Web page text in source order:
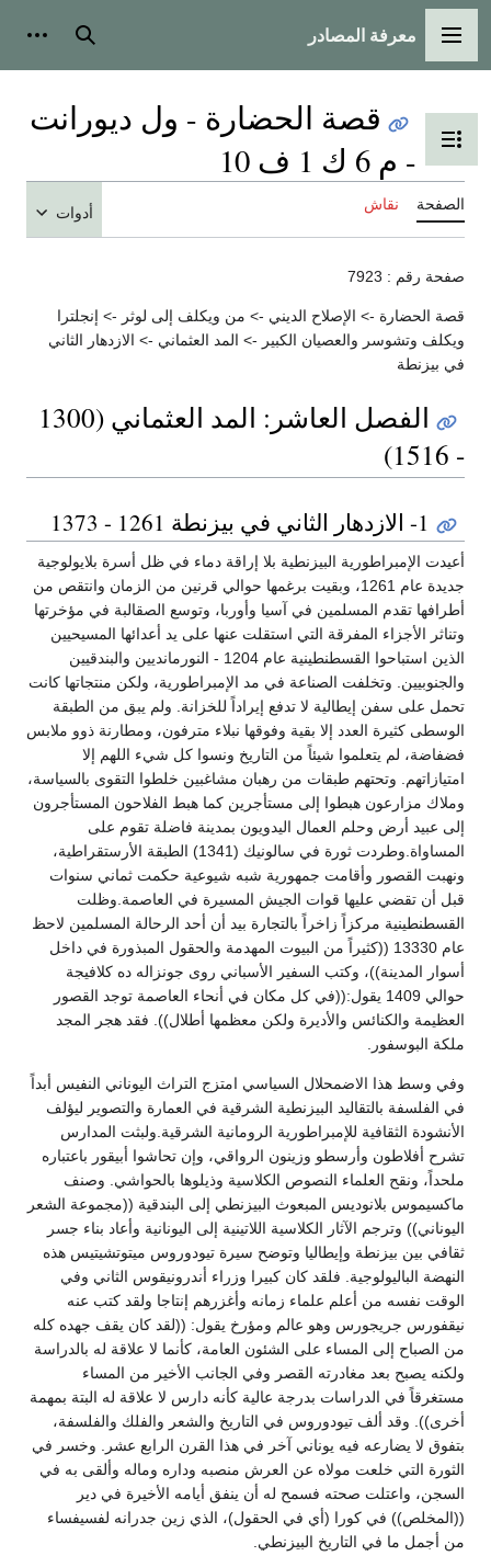
القائمة الرئيسية
معرفة المصادر بحث
تبديل عرض جدول المحتويات
قصة الحضارة - ول ديورانت
- م 6 ك 1 ف 10
الصفحة نقاش أدوات
صفحة رقم : 7923
قصة الحضارة -> الإصلاح الديني -> من ويكلف إلى لوثر -> إنجلترا
ويكلف وتشوسر والعصيان الكبير -> المد العثماني -> الازدهار الثاني
في بيزنطة
الفصل العاشر: المد العثماني (1300
- 1516)
1- الازدهار الثاني في بيزنطة 1261 - 1373
أعيدت الإمبراطورية البيزنطية بلا إراقة دماء في ظل أسرة بلايولوجية
جديدة عام 1261، وبقيت برغمها حوالي قرنين من الزمان وانتقص من
أطرافها تقدم المسلمين في آسيا وأوربا، وتوسع الصقالبة في مؤخرتها
وتناثر الأجزاء المفرقة التي استقلت عنها على يد أعدائها المسيحيين
الذين استباحوا القسطنطينية عام 1204 - النورمانديين والبندقيين
والجنوبيين. وتخلفت الصناعة في مد الإمبراطورية، ولكن منتجاتها كانت
تحمل على سفن إيطالية لا تدفع إيراداً للخزانة. ولم يبق من الطبقة
الوسطى كثيرة العدد إلا بقية وفوقها نبلاء مترفون، ومطارنة ذوو ملابس
فضفاضة، لم يتعلموا شيئاً من التاريخ ونسوا كل شيء اللهم إلا
امتيازاتهم. وتحتهم طبقات من رهبان مشاغبين خلطوا التقوى بالسياسة،
وملاك مزارعون هبطوا إلى مستأجرين كما هبط الفلاحون المستأجرون
إلى عبيد أرض وحلم العمال اليدويون بمدينة فاضلة تقوم على
المساواة.وطردت ثورة في سالونيك (1341) الطبقة الأرستقراطية،
ونهبت القصور وأقامت جمهورية شبه شيوعية حكمت ثماني سنوات
قبل أن تقضي عليها قوات الجيش المسيرة في العاصمة.وظلت
القسطنطينية مركزاً زاخراً بالتجارة بيد أن أحد الرحالة المسلمين لاحظ
عام 13330 ((كثيراً من البيوت المهدمة والحقول المبذورة في داخل
أسوار المدينة))، وكتب السفير الأسباني روى جونزاله ده كلافيجة
حوالي 1409 يقول:((في كل مكان في أنحاء العاصمة توجد القصور
العظيمة والكنائس والأديرة ولكن معظمها أطلال)). فقد هجر المجد
ملكة البوسفور.
وفي وسط هذا الاضمحلال السياسي امتزج التراث اليوناني النفيس أبداً
في الفلسفة بالتقاليد البيزنطية الشرقية في العمارة والتصوير ليؤلف
الأنشودة الثقافية للإمبراطورية الرومانية الشرقية.ولبثت المدارس
تشرح أفلاطون وأرسطو وزينون الرواقي، وإن تحاشوا أبيقور باعتباره
ملحداً، ونقح العلماء النصوص الكلاسية وذيلوها بالحواشي. وصنف
ماكسيموس بلانوديس المبعوث البيزنطي إلى البندقية ((مجموعة الشعر
اليوناني)) وترجم الآثار الكلاسية اللاتينية إلى اليونانية وأعاد بناء جسر
ثقافي بين بيزنطة وإيطاليا وتوضح سيرة تيودوروس ميتوتشيتيس هذه
النهضة الباليولوجية. فلقد كان كبيرا وزراء أندرونيقوس الثاني وفي
الوقت نفسه من أعلم علماء زمانه وأغزرهم إنتاجا ولقد كتب عنه
نيقفورس جريجورس وهو عالم ومؤرخ يقول: ((لقد كان يقف جهده كله
من الصباح إلى المساء على الشئون العامة، كأنما لا علاقة له بالدراسة
ولكنه يصبح بعد مغادرته القصر وفي الجانب الأخير من المساء
مستغرقاً في الدراسات بدرجة عالية كأنه دارس لا علاقة له البتة بمهمة
أخرى)). وقد ألف تيودوروس في التاريخ والشعر والفلك والفلسفة،
بتفوق لا يضارعه فيه يوناني آخر في هذا القرن الرابع عشر. وخسر في
الثورة التي خلعت مولاه عن العرش منصبه وداره وماله وألقى به في
السجن، واعتلت صحته فسمح له أن ينفق أيامه الأخيرة في دير
((المخلص)) في كورا (أي في الحقول)، الذي زين جدرانه لفسيفساء
من أجمل ما في التاريخ البيزنطي.